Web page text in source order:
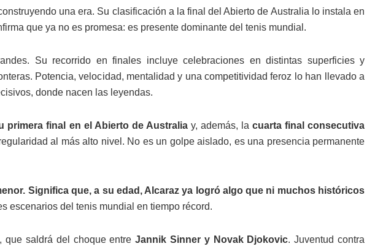
una era. Su clasificación a la final del Abierto de Australia lo instala en
que ya no es promesa: es presente dominante del tenis mundial.
Su recorrido en finales incluye celebraciones en distintas superficies y
Potencia, velocidad, mentalidad y una competitividad feroz lo han llevado a
donde nacen las leyendas.
primera final en el Abierto de Australiay, además, la cuarta final consecutiva
al más alto nivel. No es un golpe aislado, es una presencia permanente
Significa que, a su edad, Alcaraz ya logró algo que ni muchos históricos
escenarios del tenis mundial en tiempo récord.
que saldrá del choque entreJannik Sinner y Novak Djokovic. Juventud contra